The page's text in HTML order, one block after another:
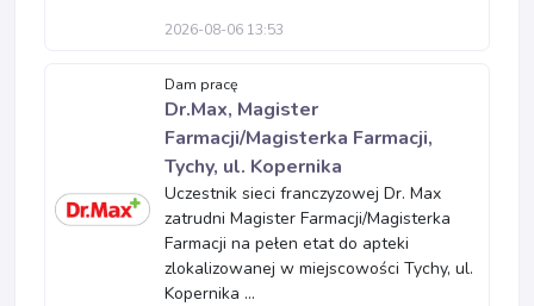
2026-08-06 13:53
Dam pracę
Dr.Max, Magister
Farmacji/Magisterka Farmacji,
Tychy, ul. Kopernika
Uczestnik sieci franczyzowej Dr. Max
zatrudni Magister Farmacji/Magisterka
Farmacji na pełen etat do apteki
zlokalizowanej w miejscowości Tychy, ul.
Kopernika ...